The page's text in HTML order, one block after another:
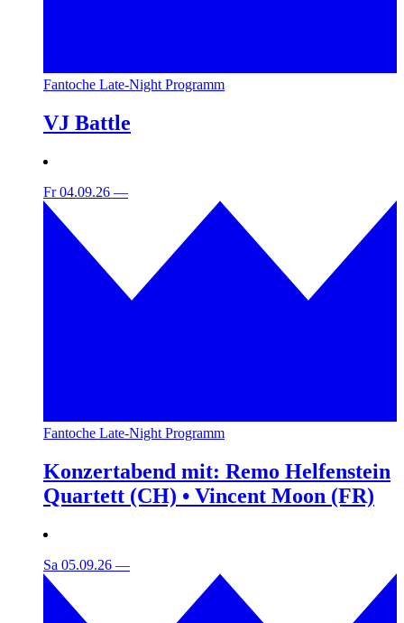
Fantoche Late-Night Programm
VJ Battle
Fr 04.09.26 —
Fantoche Late-Night Programm
Konzertabend mit: Remo Helfenstein
Quartett (CH) • Vincent Moon (FR)
Sa 05.09.26 —